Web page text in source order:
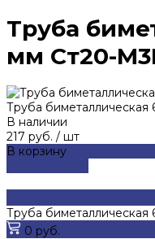
Труба
мм Ст20-
Труба
В наличии
217 руб. / шт
В корзину
Труба
0 руб.